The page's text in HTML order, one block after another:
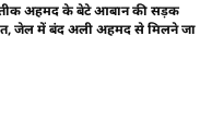
अहमद के बेटे आबान की सड़क
जेल में बंद अली अहमद से मिलने जा